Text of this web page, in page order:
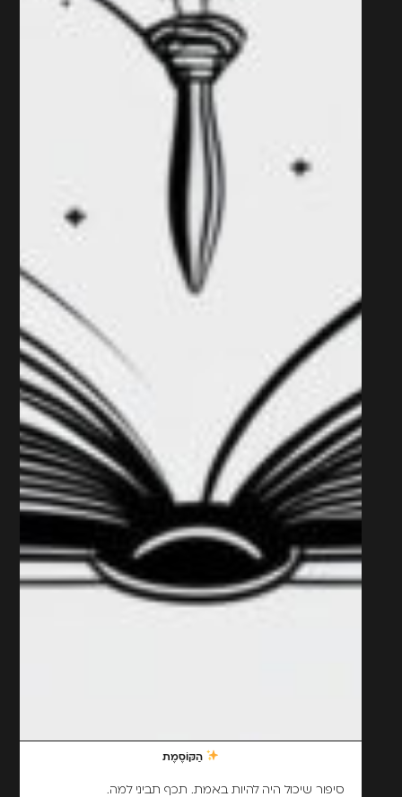
הַקּוֹסֶמֶת
סיפור שיכול היה להיות באמת. תכף תביני למה.